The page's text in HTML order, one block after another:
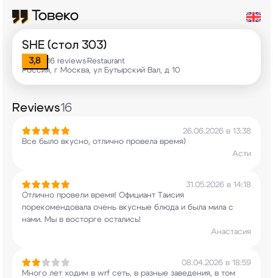
SHE (стол 303)
3,8 16 reviews•Restaurant
Россия, г Москва, ул Бутырский Вал, д 10
Reviews16
26.06.2026 в 13:38
Все было вкусно, отлично провела время)
Асти
31.05.2026 в 14:18
Отлично провели время! Официант Таисия
порекомендовала очень вкусные блюда и была мила с
нами. Мы в восторге остались!
Анастасия
08.04.2026 в 18:59
Много лет ходим в wrf сеть, в разные заведения, в том